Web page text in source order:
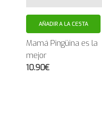
AÑADIR A LA CESTA
Mamá Pingüina es la
mejor
10.90€